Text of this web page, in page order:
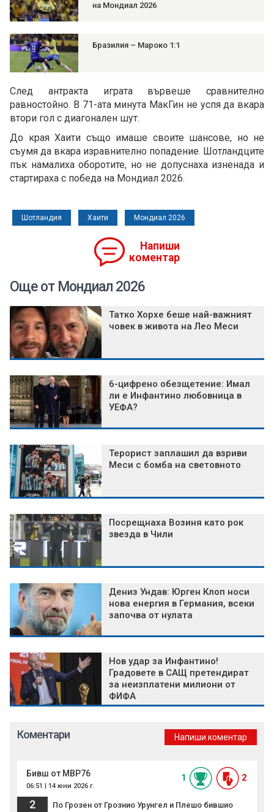
на Мондиал 2026
Бразилия – Мароко 1:1
След антракта играта вървеше сравнително
равностойно. В 71-ата минута МакГин не успя да вкара
втори гол с диагонален шут.
До края Хаити също имаше своите шансове, но не
съумя да вкара изравнително попадение. Шотландците
пък намалиха оборотите, но не допуснаха изненада и
стартираха с победа на Мондиал 2026.
Шотландия Хаити Мондиал 2026
Напиши
коментар
Още от Мондиал 2026
Татко Хорхе беше най-важният
човек в живота на Лео Меси
6-цифрено обезщетение: Имал
ли е Инфантино любовница в
УЕФА?
Терорист заплашил да взриви
Меси с бомба на световното
Посрещнаха Возиня като рок
звезда в Чили
Дениз Ундав: Юрген Клоп носи
нова енергия в Германия, всеки
започва от нулата
Нов удар за Инфантино!
Градовете в САЩ претендират
за неизплатени милиони от
ФИФА
Коментари Напиши коментар
Бивш от МВР76
06:51 | 14 юни 2026 г.
1 2
2
По Грозен от Грознио Урунгел и Плешо бившио